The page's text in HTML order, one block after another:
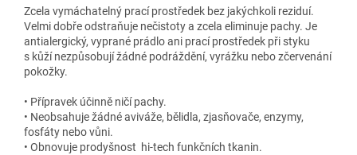
Zcela vymáchatelný prací prostředek bez jakýchkoli reziduí.
Velmi dobře odstraňuje nečistoty a zcela eliminuje pachy. Je
antialergický, vyprané prádlo ani prací prostředek při styku
s kůží nezpůsobují žádné podráždění, vyrážku nebo zčervenání
pokožky.
• Přípravek účinně ničí pachy.
• Neobsahuje žádné aviváže, bělidla, zjasňovače, enzymy,
fosfáty nebo vůni.
• Obnovuje prodyšnost hi-tech funkčních tkanin.